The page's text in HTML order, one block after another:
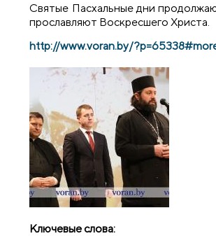
Святые Пасхальные дни
прославляют Воскресшего Христа.
http://www.voran.by/
Ключевые слова: